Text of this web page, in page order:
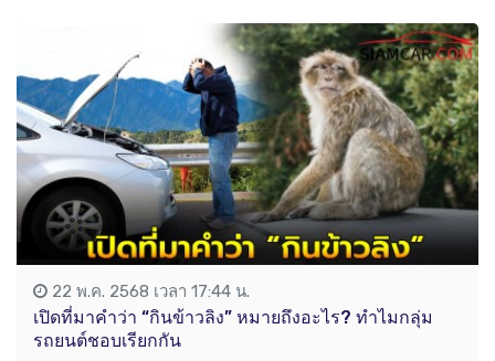
22 พ.ค. 2568 เวลา 17:44 น.
เปิดที่มาคำว่า “กินข้าวลิง” หมายถึงอะไร? ทำไมกลุ่ม
รถยนต์ชอบเรียกกัน